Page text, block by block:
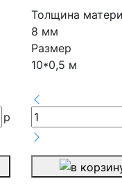
р
Толщина
8 мм
Размер
10*0,5 м